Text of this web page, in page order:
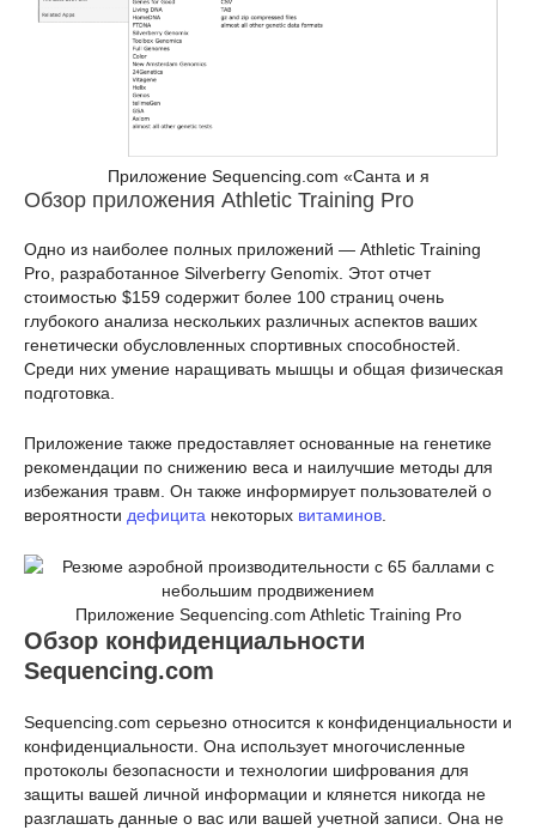
Приложение Sequencing.com «Санта и я
Обзор приложения Athletic Training Pro
Одно из наиболее полных приложений — Athletic Training
Pro, разработанное Silverberry Genomix. Этот отчет
стоимостью $159 содержит более 100 страниц очень
глубокого анализа нескольких различных аспектов ваших
генетически обусловленных спортивных способностей.
Среди них умение наращивать мышцы и общая физическая
подготовка.
Приложение также предоставляет основанные на генетике
рекомендации по снижению веса и наилучшие методы для
избежания травм. Он также информирует пользователей о
вероятности дефицита некоторых витаминов.
Приложение Sequencing.com Athletic Training Pro
Обзор конфиденциальности
Sequencing.com
Sequencing.com серьезно относится к конфиденциальности и
конфиденциальности. Она использует многочисленные
протоколы безопасности и технологии шифрования для
защиты вашей личной информации и клянется никогда не
разглашать данные о вас или вашей учетной записи. Она не